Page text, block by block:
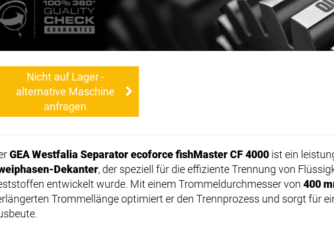
Nicht auf Lager -
alternative Maschine
anfragen
GEA Westfalia Separator ecoforce fishMaster CF 4000 ist ein
Dekanter, der speziell für die effiziente Trennung von
entwickelt wurde. Mit einem Trommeldurchmesser von 400
Trommellänge optimiert er den Trennprozess und sorgt für